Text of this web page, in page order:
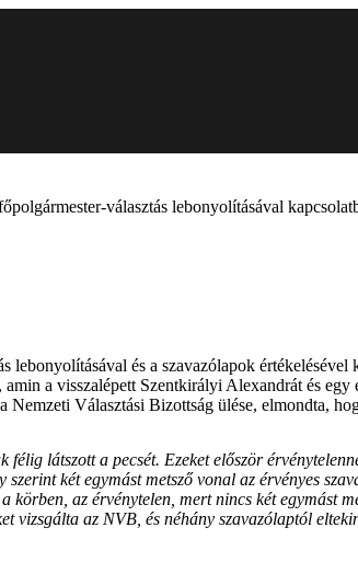
választás lebonyolításával
lebonyolításával és a szavazólapok
a visszalépett Szentkirályi Alexandrát és
Nemzeti Választási Bizottság ülése, elmondta,
félig látszott a pecsét. Ezeket először
két egymást metsző vonal az érvényes
körben, az érvénytelen, mert nincs két egymást
vizsgálta az NVB, és néhány szavazólaptól